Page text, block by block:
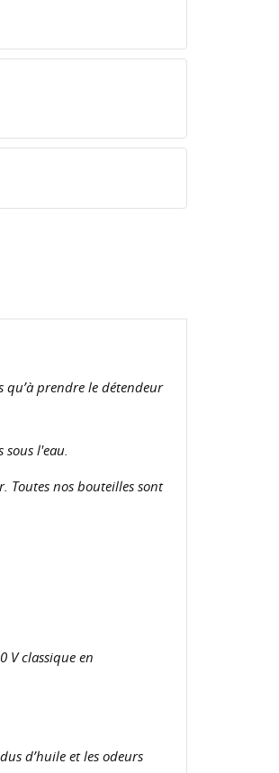
prendre le détendeur
l'eau.
Toutes nos bouteilles sont
V classique en
d’huile et les odeurs